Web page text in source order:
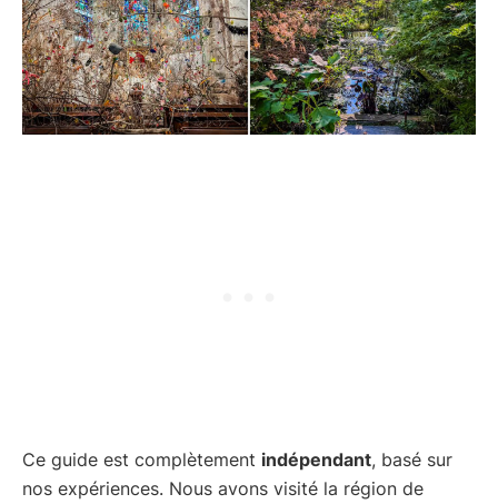
Ce guide est complètement indépendant, basé sur
nos expériences. Nous avons visité la région de